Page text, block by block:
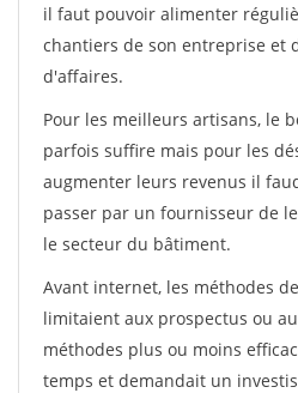
il faut pouvoir alimenter
chantiers de son entreprise et
d'affaires.
Pour les meilleurs artisans, le
parfois suffire mais pour les
augmenter leurs revenus il
passer par un fournisseur de
le secteur du bâtiment.
Avant internet, les méthodes
limitaient aux prospectus ou
méthodes plus ou moins
temps et demandait un